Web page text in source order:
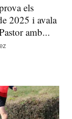
els
2025 i avala
amb...